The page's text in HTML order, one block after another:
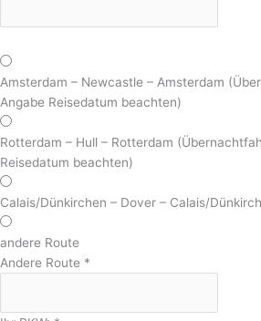
Amsterdam – Newcastle – Amsterdam
Angabe Reisedatum beachten)
Rotterdam – Hull – Rotterdam
Reisedatum beachten)
Calais/Dünkirchen – Dover – Calais/
andere Route
Andere Route *